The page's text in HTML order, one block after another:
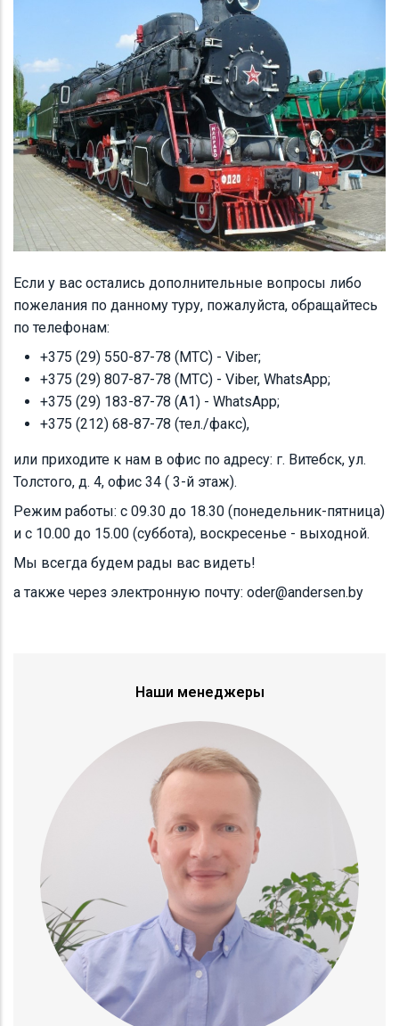
Если у вас остались дополнительные вопросы либо
пожелания по данному туру, пожалуйста, обращайтесь
по телефонам:
+375 (29) 550-87-78 (МТС) - Viber;
+375 (29) 807-87-78 (МТС) - Viber, WhatsApp;
+375 (29) 183-87-78 (А1) - WhatsApp;
+375 (212) 68-87-78 (тел./факс),
или приходите к нам в офис по адресу: г. Витебск, ул.
Толстого, д. 4, офис 34 ( 3-й этаж).
Режим работы: с 09.30 до 18.30 (понедельник-пятница)
и с 10.00 до 15.00 (суббота), воскресенье - выходной.
Мы всегда будем рады вас видеть!
а также через электронную почту: oder@andersen.by
Наши менеджеры